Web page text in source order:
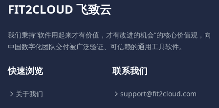
FIT2CLOUD 飞致云
我们秉持“软件用起来才有价值，才有改进的机会”的核心价值观，向
中国数字化团队交付被广泛验证、可信赖的通用工具软件。
快速浏览
关于我们
联系我们
support@fit2cloud.com